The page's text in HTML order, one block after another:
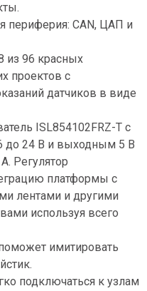
периферия: CAN, ЦАП и
из 96 красных
проектов с
датчиков в виде
ISL854102FRZ-T с
до 24 В и выходным 5 В
Регулятор
платформы с
лентами и другими
используя всего
имитировать
подключаться к узлам